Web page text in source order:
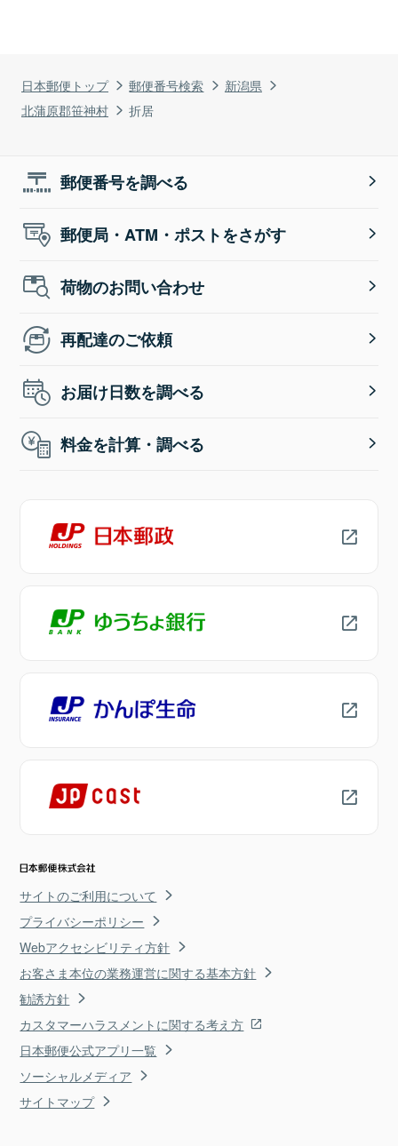
日本郵便トップ 郵便番号検索
新潟県
北蒲原郡笹神村
折居
郵便番号を調べる
郵便局・ATM・ポストをさがす
荷物のお問い合わせ
再配達のご依頼
お届け日数を調べる
料金を計算・調べる
サイトのご利用について
プライバシーポリシー
Webアクセシビリティ方針
お客さま本位の業務運営に関する基本方針
勧誘方針
カスタマーハラスメントに関する考え方
日本郵便公式アプリ一覧
ソーシャルメディア
サイトマップ